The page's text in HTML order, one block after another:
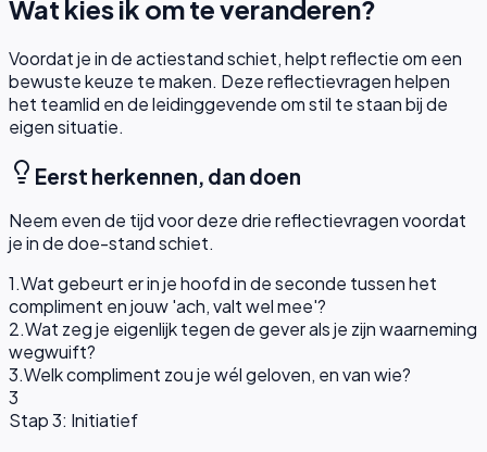
Wat kies ik om te veranderen?
Voordat je in de actiestand schiet, helpt reflectie om een
bewuste keuze te maken. Deze reflectievragen helpen
het teamlid en de leidinggevende om stil te staan bij de
eigen situatie.
Eerst herkennen, dan doen
Neem even de tijd voor deze drie reflectievragen voordat
je in de doe-stand schiet.
1.Wat gebeurt er in je hoofd in de seconde tussen het
compliment en jouw 'ach, valt wel mee'?
2.Wat zeg je eigenlijk tegen de gever als je zijn waarneming
wegwuift?
3.Welk compliment zou je wél geloven, en van wie?
3
Stap 3: Initiatief